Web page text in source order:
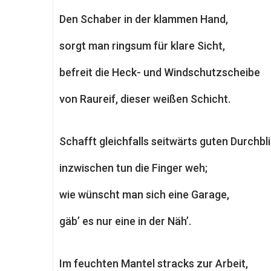
Den Schaber in der klammen Hand,
sorgt man ringsum für klare Sicht,
befreit die Heck- und Windschutzscheibe
von Raureif, dieser weißen Schicht.
Schafft gleichfalls seitwärts guten
inzwischen tun die Finger weh;
wie wünscht man sich eine Garage,
gäb’ es nur eine in der Näh’.
Im feuchten Mantel stracks zur Arbeit,